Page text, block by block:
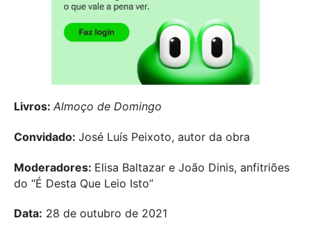
Livros: Almoço de Domingo
Convidado: José Luís Peixoto, autor da obra
Moderadores: Elisa Baltazar e João Dinis, anfitriões
do “É Desta Que Leio Isto”
Data: 28 de outubro de 2021